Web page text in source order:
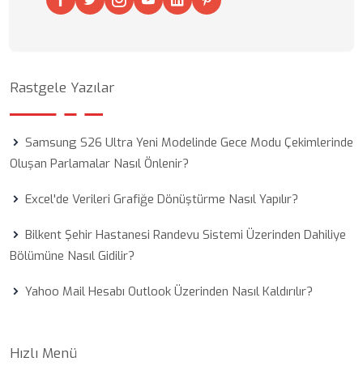
Rastgele Yazılar
Samsung S26 Ultra Yeni Modelinde Gece Modu Çekimlerinde
Oluşan Parlamalar Nasıl Önlenir?
Excel'de Verileri Grafiğe Dönüştürme Nasıl Yapılır?
Bilkent Şehir Hastanesi Randevu Sistemi Üzerinden Dahiliye
Bölümüne Nasıl Gidilir?
Yahoo Mail Hesabı Outlook Üzerinden Nasıl Kaldırılır?
Hızlı Menü